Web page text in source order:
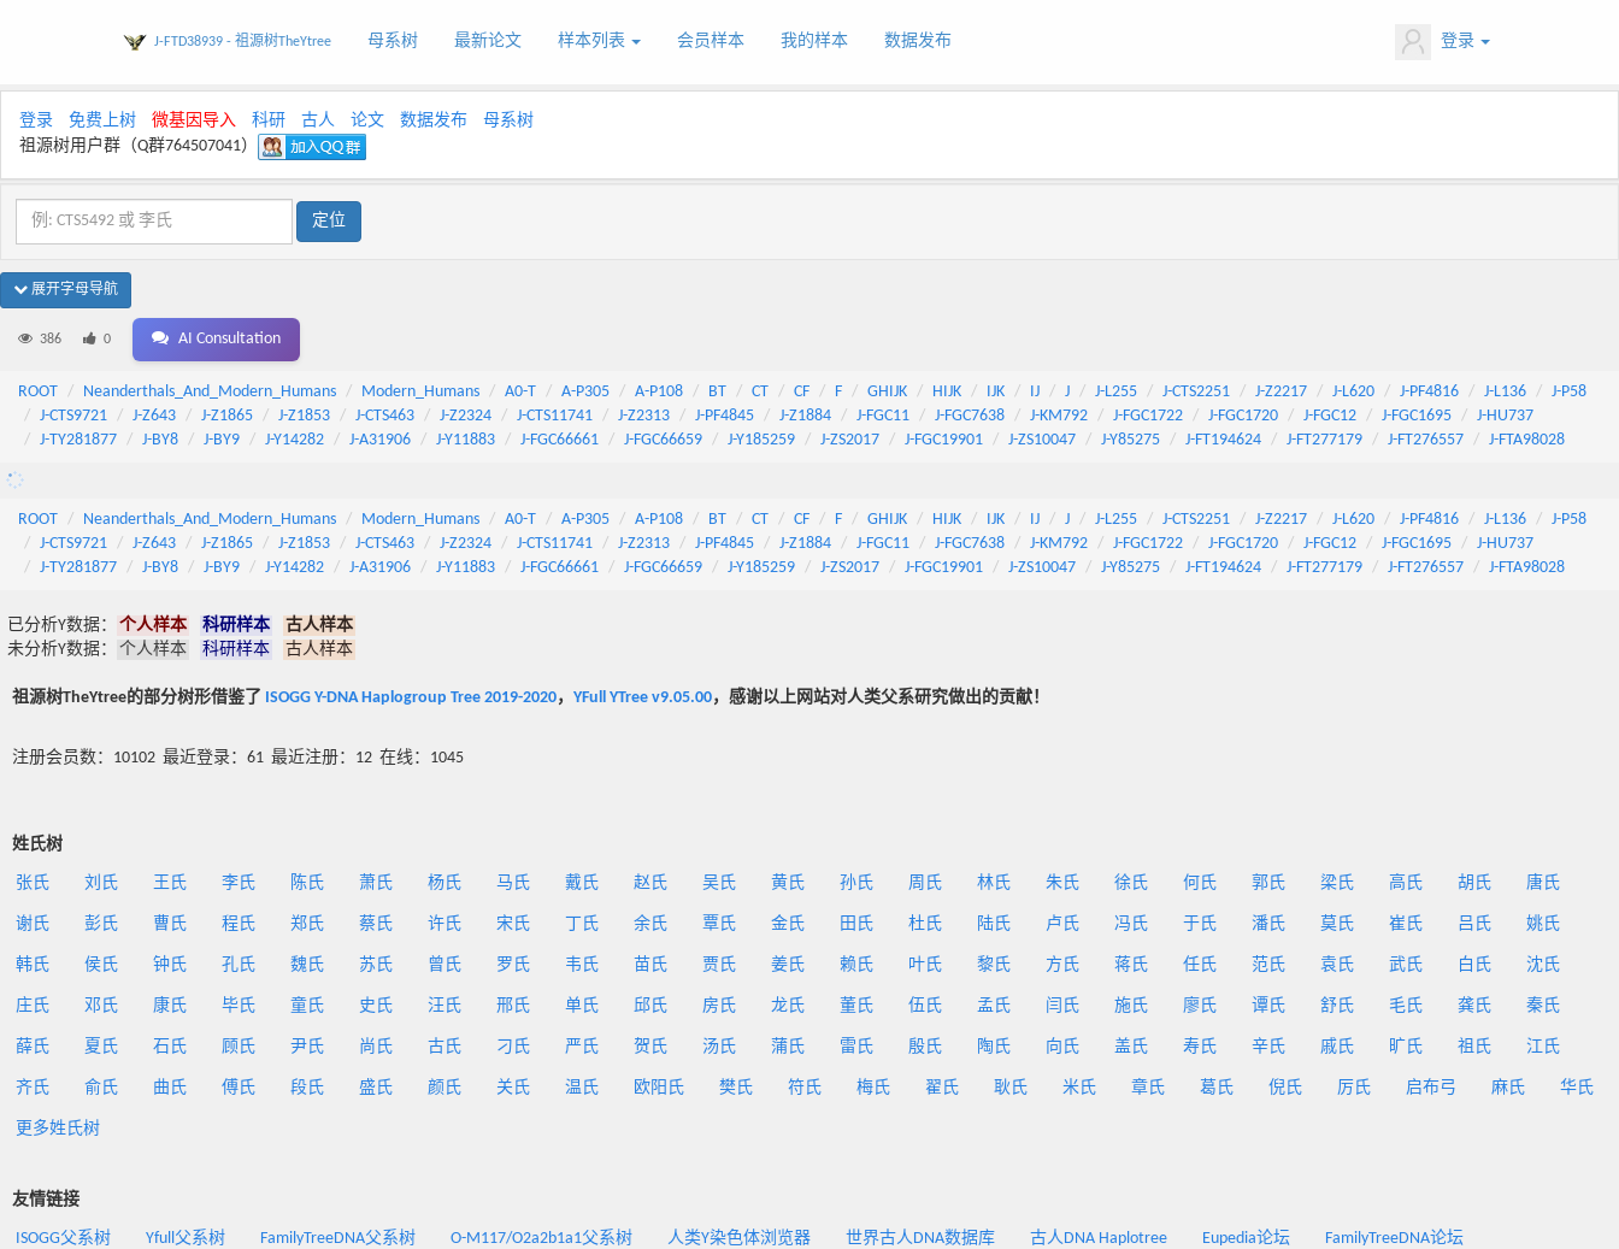
J-FTD38939 - 祖源树TheYtree 母系树 最新论文 样本列表 会员样本 我的样本 数据发布 登录
登录 免费上树 微基因导入 科研 古人 论文 数据发布
母系树
祖源树用户群（Q群764507041）
展开字母导航
386 0 AI Consultation
ROOT Neanderthals_And_Modern_Humans Modern_Humans A0-T A-P305 A-P108 BT CT CF F GHIJK HIJK IJK IJ J J-L255 J-CTS2251 J-Z2217 J-L620 J-PF4816 J-L136
J-P58
J-CTS9721
J-Z643 J-Z1865 J-Z1853 J-CTS463 J-Z2324 J-CTS11741 J-Z2313 J-PF4845 J-Z1884 J-FGC11 J-FGC7638 J-KM792 J-FGC1722 J-FGC1720 J-FGC12 J-FGC1695
J-HU737
J-TY281877
J-BY8 J-BY9 J-Y14282 J-A31906 J-Y11883 J-FGC66661 J-FGC66659 J-Y185259 J-ZS2017 J-FGC19901 J-ZS10047 J-Y85275 J-FT194624 J-FT277179 J-FT276557 J-FTA98028
ROOT Neanderthals_And_Modern_Humans Modern_Humans A0-T A-P305 A-P108 BT CT CF F GHIJK HIJK IJK IJ J J-L255 J-CTS2251 J-Z2217 J-L620 J-PF4816 J-L136
J-P58
J-CTS9721
J-Z643 J-Z1865 J-Z1853 J-CTS463 J-Z2324 J-CTS11741 J-Z2313 J-PF4845 J-Z1884 J-FGC11 J-FGC7638 J-KM792 J-FGC1722 J-FGC1720 J-FGC12 J-FGC1695
J-HU737
J-TY281877
J-BY8 J-BY9 J-Y14282 J-A31906 J-Y11883 J-FGC66661 J-FGC66659 J-Y185259 J-ZS2017 J-FGC19901 J-ZS10047 J-Y85275 J-FT194624 J-FT277179 J-FT276557 J-FTA98028
已分析Y数据： 个人样本 科研样本
古人样本
未分析Y数据：
个人样本 科研样本 古人样本
祖源树TheYtree的部分树形借鉴了 ISOGG Y-DNA Haplogroup Tree 2019-2020， YFull YTree v9.05.00，感谢以上网站对人类父系研究做出的贡献！
注册会员数：10102 最近登录：61 最近注册：12 在线：1045
姓氏树
张氏 刘氏 王氏 李氏 陈氏 萧氏 杨氏 马氏 戴氏 赵氏 吴氏 黄氏 孙氏 周氏 林氏 朱氏 徐氏 何氏 郭氏 梁氏 高氏 胡氏 唐氏
谢氏 彭氏 曹氏 程氏 郑氏 蔡氏 许氏 宋氏 丁氏 余氏 覃氏 金氏 田氏 杜氏 陆氏 卢氏 冯氏 于氏 潘氏 莫氏 崔氏 吕氏 姚氏
韩氏 侯氏 钟氏 孔氏 魏氏 苏氏 曾氏 罗氏 韦氏 苗氏 贾氏 姜氏 赖氏 叶氏 黎氏 方氏 蒋氏 任氏 范氏 袁氏 武氏 白氏 沈氏
庄氏 邓氏 康氏 毕氏 童氏 史氏 汪氏 邢氏 单氏 邱氏 房氏 龙氏 董氏 伍氏 孟氏 闫氏 施氏 廖氏 谭氏 舒氏 毛氏 龚氏 秦氏
薛氏 夏氏 石氏 顾氏 尹氏 尚氏 古氏 刁氏 严氏 贺氏 汤氏 蒲氏 雷氏 殷氏 陶氏 向氏 盖氏 寿氏 辛氏 戚氏 旷氏 祖氏 江氏
齐氏 俞氏 曲氏 傅氏 段氏 盛氏 颜氏 关氏 温氏 欧阳氏 樊氏 符氏 梅氏 翟氏 耿氏 米氏 章氏 葛氏 倪氏 厉氏 启布弓 麻氏 华氏
更多姓氏树
友情链接
ISOGG父系树 Yfull父系树 FamilyTreeDNA父系树 O-M117/O2a2b1a1父系树 人类Y染色体浏览器 世界古人DNA数据库 古人DNA Haplotree Eupedia论坛 FamilyTreeDNA论坛